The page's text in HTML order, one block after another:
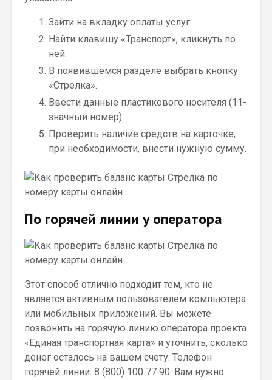
Зайти на вкладку оплаты услуг.
Найти клавишу «Транспорт», кликнуть по
ней.
В появившемся разделе выбрать кнопку
«Стрелка».
Ввести данные пластикового носителя (11-
значный номер).
Проверить наличие средств на карточке,
при необходимости, внести нужную сумму.
По горячей линии у оператора
Этот способ отлично подходит тем, кто не
является активным пользователем компьютера
или мобильных приложений. Вы можете
позвонить на горячую линию оператора проекта
«Единая транспортная карта» и уточнить, сколько
денег осталось на вашем счету. Телефон
горячей линии: 8 (800) 100 77 90. Вам нужно